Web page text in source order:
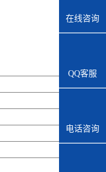
1ms
在线咨询
QQ客服
电话咨询